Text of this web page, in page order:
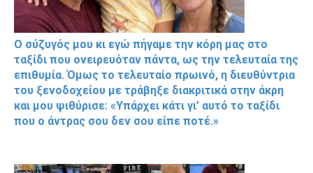
Ο σύζυγός μου κι εγώ πήγαμε την κόρη μας στο
ταξίδι που ονειρευόταν πάντα, ως την τελευταία της
επιθυμία. Όμως το τελευταίο πρωινό, η διευθύντρια
του ξενοδοχείου με τράβηξε διακριτικά στην άκρη
και μου ψιθύρισε: «Υπάρχει κάτι γι’ αυτό το ταξίδι
που ο άντρας σου δεν σου είπε ποτέ.»